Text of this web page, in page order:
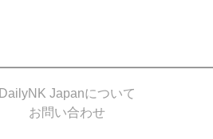
DailyNK Japanについて
お問い合わせ